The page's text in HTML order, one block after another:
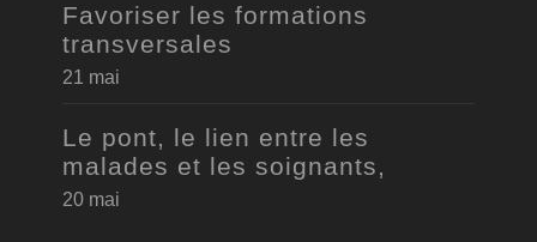
Favoriser les formations
transversales
21 mai
Le pont, le lien entre les
malades et les soignants,
20 mai